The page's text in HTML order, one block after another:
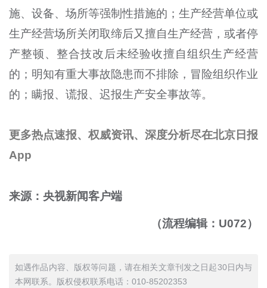
施、设备、场所等强制性措施的；生产经营单位或
生产经营场所关闭取缔后又擅自生产经营，或者停
产整顿、整合技改后未经验收擅自组织生产经营
的；明知有重大事故隐患而不排除，冒险组织作业
的；瞒报、谎报、迟报生产安全事故等。
更多热点速报、权威资讯、深度分析尽在北京日报
App
来源：央视新闻客户端
（流程编辑：U072）
如遇作品内容、版权等问题，请在相关文章刊发之日起30日内与
本网联系。版权侵权联系电话：010-85202353